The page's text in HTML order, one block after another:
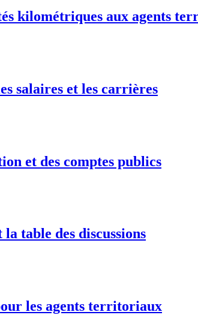
kilométriques aux agents
salaires et les carrières
et des comptes publics
table des discussions
les agents territoriaux